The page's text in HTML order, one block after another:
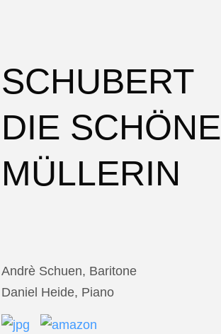
SCHUBERT
DIE SCHÖNE
MÜLLERIN
Andrè Schuen, Baritone
Daniel Heide, Piano